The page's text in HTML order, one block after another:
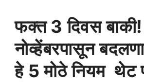
फक्त 3 दिवस
नोव्हेंबरपासून
हे 5 मोठे नियम थेट